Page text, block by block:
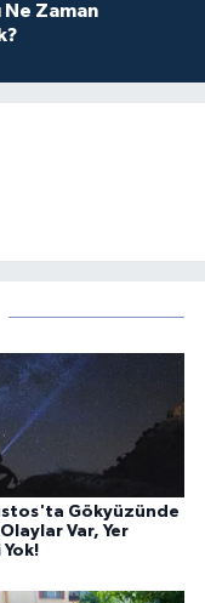
Ne Zaman
Gökyüzünde
Var, Yer
Yok!